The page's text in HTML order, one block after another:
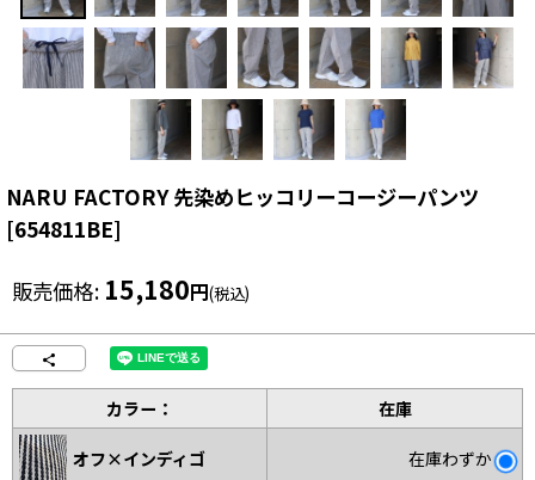
NARU FACTORY 先染めヒッコリーコージーパンツ
[654811BE]
販売価格: 15,180円(税込)
カラー： 在庫
オフ×インディゴ 在庫わずか